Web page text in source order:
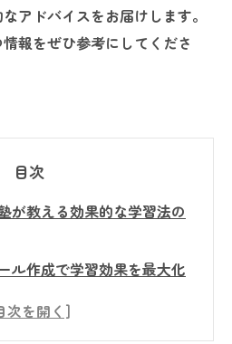
アドバイスをお届けします。
報をぜひ参考にしてくださ
目次
が教える効果的な学習法の
ル作成で学習効果を最大化